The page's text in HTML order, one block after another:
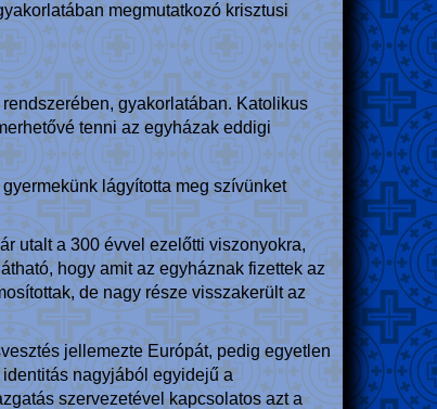
megmutatkozó krisztusi
gyakorlatában. Katolikus
tenni az egyházak eddigi
lágyította meg szívünket
utalt a 300 évvel ezelőtti viszonyokra,
hogy amit az egyháznak fizettek az
de nagy része visszakerült az
jellemezte Európát, pedig egyetlen
nagyjából egyidejű a
szervezetével kapcsolatos azt a